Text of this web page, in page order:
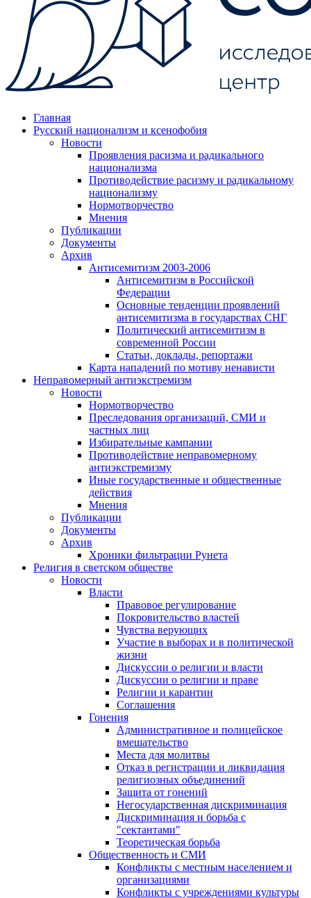
Главная
Русский национализм и ксенофобия
Новости
Проявления расизма и радикального
национализма
Противодействие расизму и радикальному
национализму
Нормотворчество
Мнения
Публикации
Документы
Архив
Антисемитизм 2003-2006
Антисемитизм в Российской
Федерации
Основные тенденции проявлений
антисемитизма в государствах СНГ
Политический антисемитизм в
современной России
Статьи, доклады, репортажи
Карта нападений по мотиву ненависти
Неправомерный антиэкстремизм
Новости
Нормотворчество
Преследования организаций, СМИ и
частных лиц
Избирательные кампании
Противодействие неправомерному
антиэкстремизму
Иные государственные и общественные
действия
Мнения
Публикации
Документы
Архив
Хроники фильтрации Рунета
Религия в светском обществе
Новости
Власти
Правовое регулирование
Покровительство властей
Чувства верующих
Участие в выборах и в политической
жизни
Дискуссии о религии и власти
Дискуссии о религии и праве
Религии и карантин
Соглашения
Гонения
Административное и полицейское
вмешательство
Места для молитвы
Отказ в регистрации и ликвидация
религиозных объединений
Защита от гонений
Негосударственная дискриминация
Дискриминация и борьба с
"сектантами"
Теоретическая борьба
Общественность и СМИ
Конфликты с местным населением и
организациями
Конфликты с учреждениями культуры